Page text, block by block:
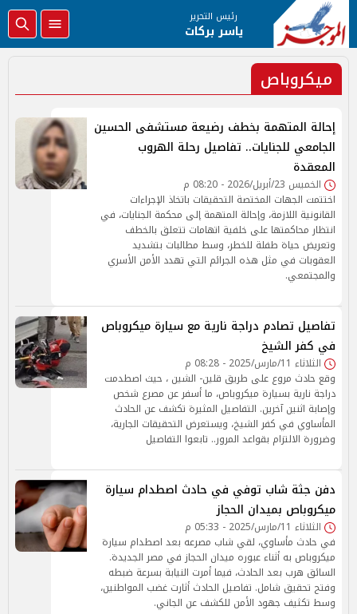
رئيس التحرير
ياسر بركات
ميكروباص
إحالة المتهمة بخطف رضيعة مستشفى الحسين
الجامعي للجنايات.. تفاصيل رحلة الهروب
المعقدة
الخميس 23/أبريل/2026 - 08:20 م
اختتمت الجهات المختصة التحقيقات باتخاذ الإجراءات
القانونية اللازمة، وإحالة المتهمة إلى محكمة الجنايات، في
انتظار محاكمتها على خلفية اتهامات تتعلق بالخطف
وتعريض حياة طفلة للخطر، وسط مطالبات بتشديد
العقوبات في مثل هذه الجرائم التي تهدد الأمن الأسري
والمجتمعي.
تفاصيل تصادم دراجة نارية مع سيارة ميكروباص
في كفر الشيخ
الثلاثاء 11/مارس/2025 - 08:28 م
وقع حادث مروع على طريق قلين- الشين ، حيث اصطدمت
دراجة نارية بسيارة ميكروباص، ما أسفر عن مصرع شخص
وإصابة اثنين آخرين. التفاصيل المثيرة تكشف عن الحادث
المأساوي في كفر الشيخ، ويستعرض التحقيقات الجارية،
وضرورة الالتزام بقواعد المرور.. تابعوا التفاصيل
دفن جثة شاب توفي في حادث اصطدام سيارة
ميكروباص بميدان الحجاز
الثلاثاء 11/مارس/2025 - 05:33 م
في حادث مأساوي، لقي شاب مصرعه بعد اصطدام سيارة
ميكروباص به أثناء عبوره ميدان الحجاز في مصر الجديدة.
السائق هرب بعد الحادث، فيما أمرت النيابة بسرعة ضبطه
وفتح تحقيق شامل. تفاصيل الحادث أثارت غضب المواطنين،
وسط تكثيف جهود الأمن للكشف عن الجاني.